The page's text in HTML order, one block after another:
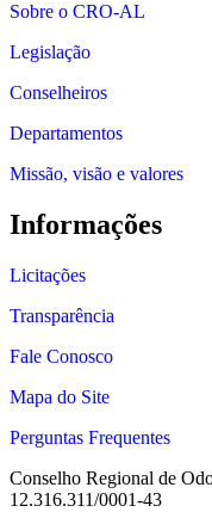
Sobre o CRO-AL
Legislação
Conselheiros
Departamentos
Missão, visão e valores
Informações
Licitações
Transparência
Fale Conosco
Mapa do Site
Perguntas Frequentes
Conselho Regional de
12.316.311/0001-43